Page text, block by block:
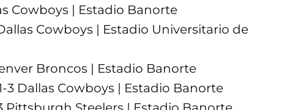
Cowboys | Estadio Banorte
Cowboys | Estadio Universitario de
Broncos | Estadio Banorte
3 Dallas Cowboys | Estadio Banorte